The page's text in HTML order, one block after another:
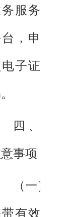
服务
，申
子证
四、
事项
（一）
有效